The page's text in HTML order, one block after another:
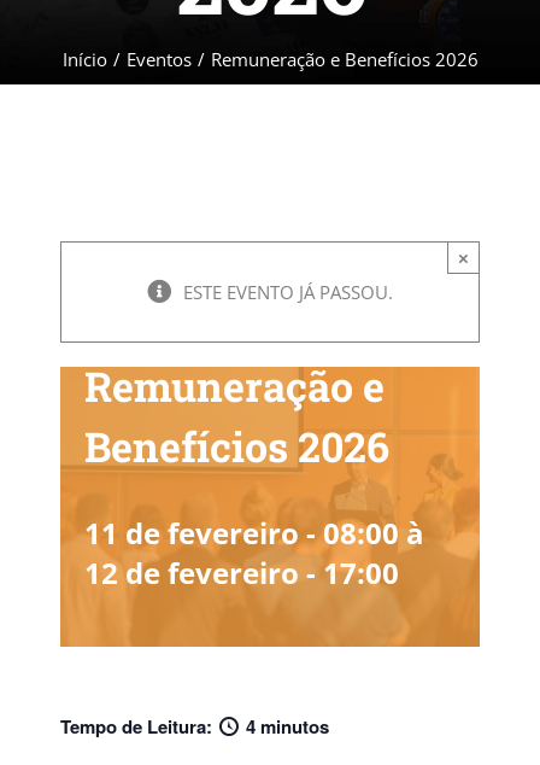
Início / Eventos / Remuneração e Benefícios 2026
×
ESTE EVENTO JÁ PASSOU.
Remuneração e
Benefícios 2026
11 de fevereiro - 08:00 à
12 de fevereiro - 17:00
Tempo de Leitura: 4 minutos